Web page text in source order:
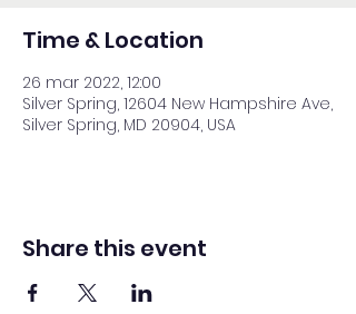
Time & Location
26 mar 2022, 12:00
Silver Spring, 12604 New Hampshire Ave,
Silver Spring, MD 20904, USA
Share this event